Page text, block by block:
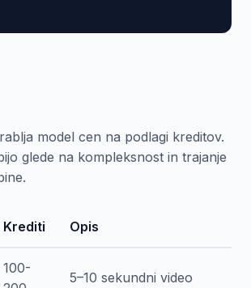
model cen na podlagi kreditov.
glede na kompleksnost in trajanje
Krediti Opis
100-
5–10 sekundni video